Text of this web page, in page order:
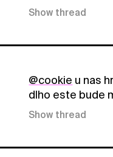
Show thread
@cookie u nas
dlho este bude
Show thread